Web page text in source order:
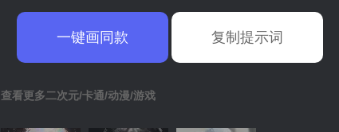
一键画同款 复制提示词
查看更多二次元/卡通/动漫/游戏